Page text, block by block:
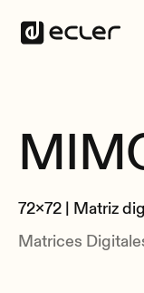
Soluciones
Por qué Ecler
Resumen
Relacionados
72x72 | Matriz
Matrices